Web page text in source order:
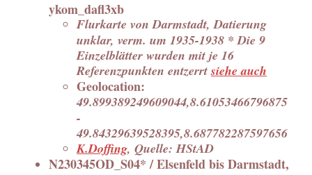
ykom_dafl3xb
Flurkarte von Darmstadt, Datierung
unklar, verm. um 1935-1938 * Die 9
Einzelblätter wurden mit je 16
Referenzpunkten entzerrtsiehe auch
Geolocation:
49.899389249609044,8.61053466796875
-
49.84329639528395,8.687782287597656
K.Doffing, Quelle: HStAD
N230345OD_S04* / Elsenfeld bis Darmstadt,